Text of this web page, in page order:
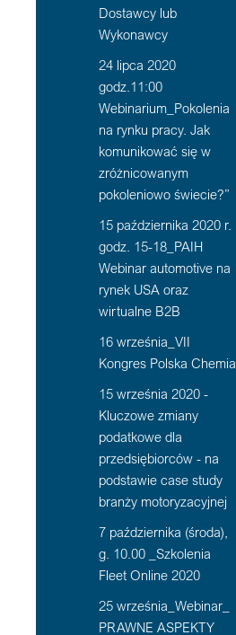
Dostawcy lub
Wykonawcy
24 lipca 2020
godz.11:00
Webinarium_Pokolenia
na rynku pracy. Jak
komunikować się w
zróżnicowanym
pokoleniowo świecie?”
15 października 2020 r.
godz. 15-18_PAIH
Webinar automotive na
rynek USA oraz
wirtualne B2B
16 września_VII
Kongres Polska Chemia
15 września 2020 -
Kluczowe zmiany
podatkowe dla
przedsiębiorców - na
podstawie case study
branży motoryzacyjnej
7 października (środa),
g. 10.00 _Szkolenia
Fleet Online 2020
25 września_Webinar_
PRAWNE ASPEKTY